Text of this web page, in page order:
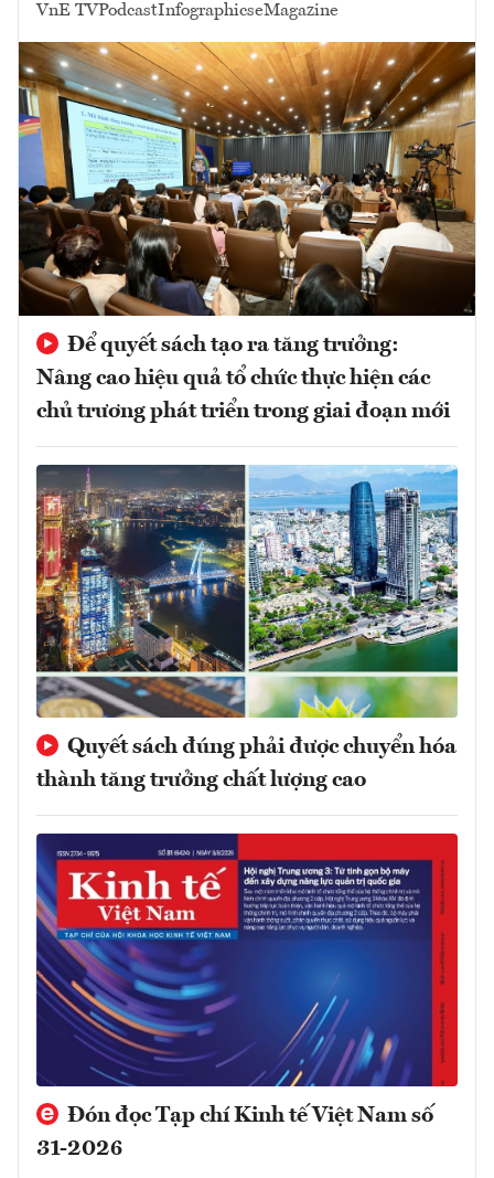
VnE TVPodcastInfographicseMagazine
Để quyết sách tạo ra tăng trưởng:
Nâng cao hiệu quả tổ chức thực hiện các
chủ trương phát triển trong giai đoạn mới
Quyết sách đúng phải được chuyển hóa
thành tăng trưởng chất lượng cao
Đón đọc Tạp chí Kinh tế Việt Nam số
31-2026